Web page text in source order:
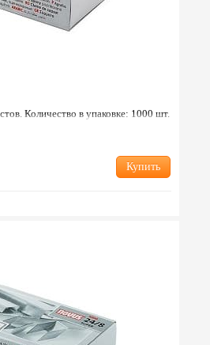
Количество в упаковке: 1000 шт.
Купить